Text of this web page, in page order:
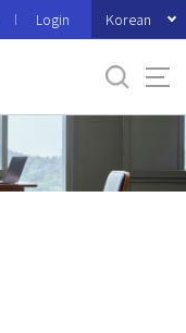
Login Korean